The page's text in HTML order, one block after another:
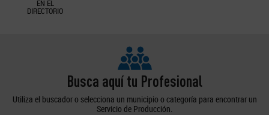
EN EL
DIRECTORIO
Busca aquí tu Profesional
Utiliza el buscador o selecciona un municipio o categoría para encontrar un
Servicio de Producción.